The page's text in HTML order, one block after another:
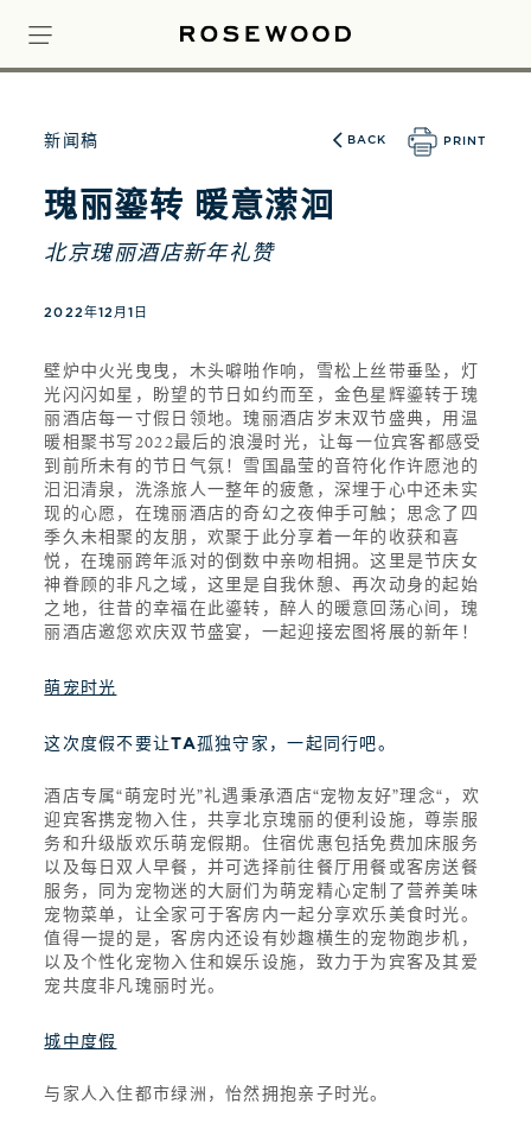
新闻稿 BACK PRINT
瑰丽鎏转 暖意潆洄
北京瑰丽酒店新年礼赞
2022年12月1日
壁炉中火光曳曳，木头噼啪作响，雪松上丝带垂坠，灯
光闪闪如星，盼望的节日如约而至，金色星辉鎏转于瑰
丽酒店每一寸假日领地。瑰丽酒店岁末双节盛典，用温
暖相聚书写2022最后的浪漫时光，让每一位宾客都感受
到前所未有的节日气氛！雪国晶莹的音符化作许愿池的
汩汩清泉，洗涤旅人一整年的疲惫，深埋于心中还未实
现的心愿，在瑰丽酒店的奇幻之夜伸手可触；思念了四
季久未相聚的友朋，欢聚于此分享着一年的收获和喜
悦，在瑰丽跨年派对的倒数中亲吻相拥。这里是节庆女
神眷顾的非凡之域，这里是自我休憩、再次动身的起始
之地，往昔的幸福在此鎏转，醉人的暖意回荡心间，瑰
丽酒店邀您欢庆双节盛宴，一起迎接宏图将展的新年！
萌宠时光
这次度假不要让TA孤独守家，一起同行吧。
酒店专属“萌宠时光”礼遇秉承酒店“宠物友好”理念“，欢
迎宾客携宠物入住，共享北京瑰丽的便利设施，尊崇服
务和升级版欢乐萌宠假期。住宿优惠包括免费加床服务
以及每日双人早餐，并可选择前往餐厅用餐或客房送餐
服务，同为宠物迷的大厨们为萌宠精心定制了营养美味
宠物菜单，让全家可于客房内一起分享欢乐美食时光。
值得一提的是，客房内还设有妙趣横生的宠物跑步机，
以及个性化宠物入住和娱乐设施，致力于为宾客及其爱
宠共度非凡瑰丽时光。
城中度假
与家人入住都市绿洲，怡然拥抱亲子时光。